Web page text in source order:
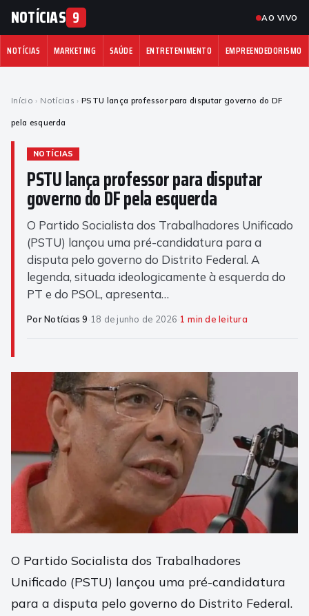
NOTÍCIAS 9 AO VIVO
NOTÍCIAS MARKETING SAÚDE ENTRETENIMENTO EMPREENDEDORISMO
Início › Notícias › PSTU lança professor para disputar governo do DF
pela esquerda
NOTÍCIAS
PSTU lança professor para disputar
governo do DF pela esquerda
O Partido Socialista dos Trabalhadores Unificado
(PSTU) lançou uma pré-candidatura para a
disputa pelo governo do Distrito Federal. A
legenda, situada ideologicamente à esquerda do
PT e do PSOL, apresenta…
Por Notícias 9·18 de junho de 2026·1 min de leitura
O Partido Socialista dos Trabalhadores
Unificado (PSTU) lançou uma pré-candidatura
para a disputa pelo governo do Distrito Federal.